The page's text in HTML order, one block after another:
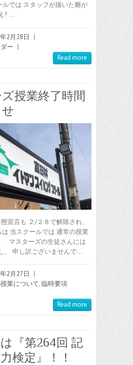
では スタッフが描いた雛が
? …
2月28日
|
ー |
Read more
授業終了時間
宣言も ２/２８で解除され、
は 当スクールでは 通常の授業
マスターズの生徒さんには
、 申し訳ございませんで…
2月27日
|
業について,臨時要項
Read more
『第264回 記
検定』！！